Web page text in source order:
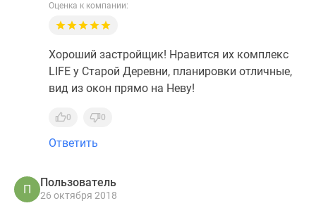
Оценка к компании:
Хороший застройщик! Нравится их комплекс
LIFE у Старой Деревни, планировки отличные,
вид из окон прямо на Неву!
0 0
Ответить
П
Пользователь
26 октября 2018